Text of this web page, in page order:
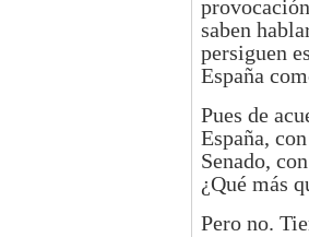
saben
persiguen
España
Pues de
España,
Senado,
¿Qué más
Pero no.